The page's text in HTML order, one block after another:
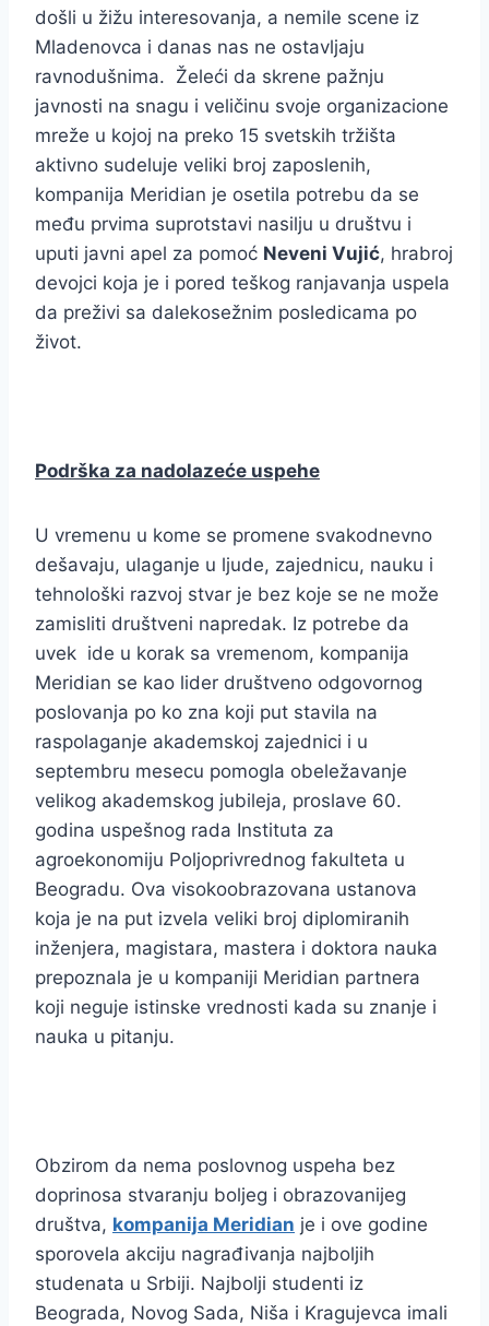
došli u žižu interesovanja, a nemile scene iz
Mladenovca i danas nas ne ostavljaju
ravnodušnima. Želeći da skrene pažnju
javnosti na snagu i veličinu svoje organizacione
mreže u kojoj na preko 15 svetskih tržišta
aktivno sudeluje veliki broj zaposlenih,
kompanija Meridian je osetila potrebu da se
među prvima suprotstavi nasilju u društvu i
uputi javni apel za pomoć Neveni Vujić, hrabroj
devojci koja je i pored teškog ranjavanja uspela
da preživi sa dalekosežnim posledicama po
život.
Podrška za nadolazeće uspehe
U vremenu u kome se promene svakodnevno
dešavaju, ulaganje u ljude, zajednicu, nauku i
tehnološki razvoj stvar je bez koje se ne može
zamisliti društveni napredak. Iz potrebe da
uvek ide u korak sa vremenom, kompanija
Meridian se kao lider društveno odgovornog
poslovanja po ko zna koji put stavila na
raspolaganje akademskoj zajednici i u
septembru mesecu pomogla obeležavanje
velikog akademskog jubileja, proslave 60.
godina uspešnog rada Instituta za
agroekonomiju Poljoprivrednog fakulteta u
Beogradu. Ova visokoobrazovana ustanova
koja je na put izvela veliki broj diplomiranih
inženjera, magistara, mastera i doktora nauka
prepoznala je u kompaniji Meridian partnera
koji neguje istinske vrednosti kada su znanje i
nauka u pitanju.
Obzirom da nema poslovnog uspeha bez
doprinosa stvaranju boljeg i obrazovanijeg
društva, kompanija Meridian je i ove godine
sporovela akciju nagrađivanja najboljih
studenata u Srbiji. Najbolji studenti iz
Beograda, Novog Sada, Niša i Kragujevca imali